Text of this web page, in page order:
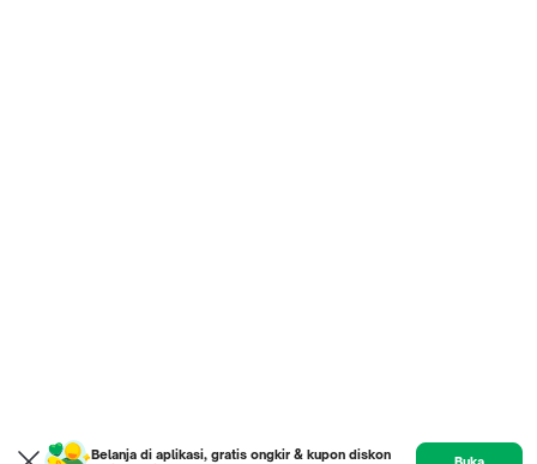
Belanja di aplikasi, gratis ongkir & kupon diskon